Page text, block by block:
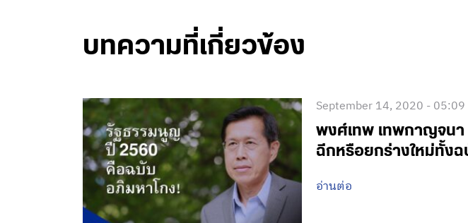
บทความที่เกี่ยวข้อง
September 14, 2020 - 05:09
พงศ์เทพ เทพกาญจนา
ฉีกหรือยกร่างใหม่ทั้งฉ
อ่านต่อ